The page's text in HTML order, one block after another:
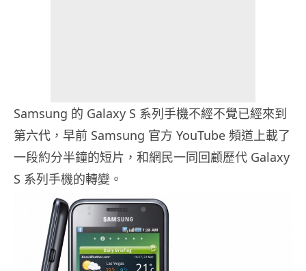
Samsung 的 Galaxy S 系列手機不經不覺已經來到
第六代，早前 Samsung 官方 YouTube 頻道上載了
一段約分半鐘的短片，和網民一同回顧歷代 Galaxy
S 系列手機的轉變。